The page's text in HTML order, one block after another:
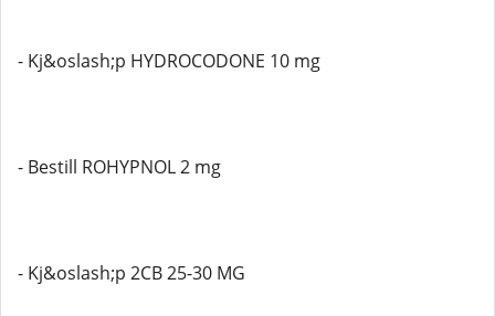
- Kj&oslash;p HYDROCODONE 10 mg
- Bestill ROHYPNOL 2 mg
- Kj&oslash;p 2CB 25-30 MG